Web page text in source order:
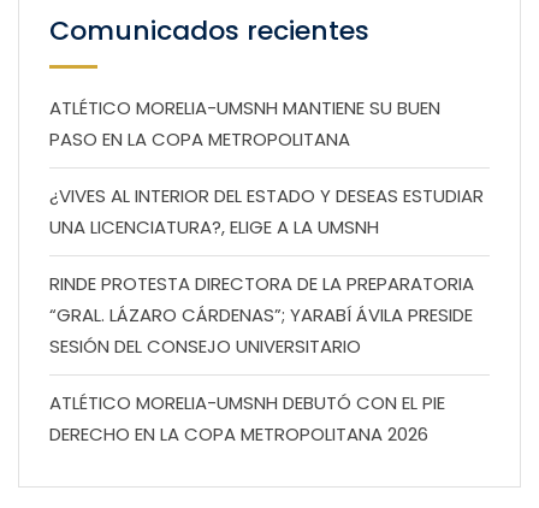
Comunicados recientes
ATLÉTICO MORELIA-UMSNH MANTIENE SU BUEN
PASO EN LA COPA METROPOLITANA
¿VIVES AL INTERIOR DEL ESTADO Y DESEAS ESTUDIAR
UNA LICENCIATURA?, ELIGE A LA UMSNH
RINDE PROTESTA DIRECTORA DE LA PREPARATORIA
“GRAL. LÁZARO CÁRDENAS”; YARABÍ ÁVILA PRESIDE
SESIÓN DEL CONSEJO UNIVERSITARIO
ATLÉTICO MORELIA-UMSNH DEBUTÓ CON EL PIE
DERECHO EN LA COPA METROPOLITANA 2026